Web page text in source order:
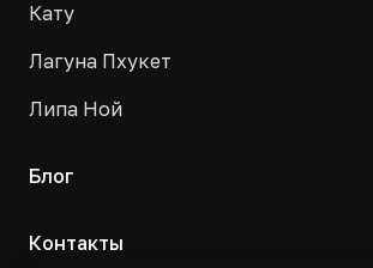
Кату
Лагуна Пхукет
Липа Ной
Блог
Контакты